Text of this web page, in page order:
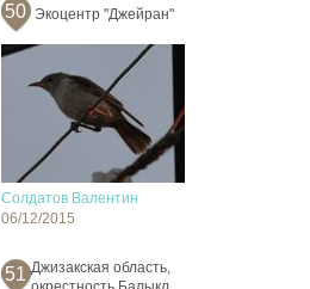
50 Экоцентр "Джейран"
Солдатов Валентин
06/12/2015
51 Джизакская область,